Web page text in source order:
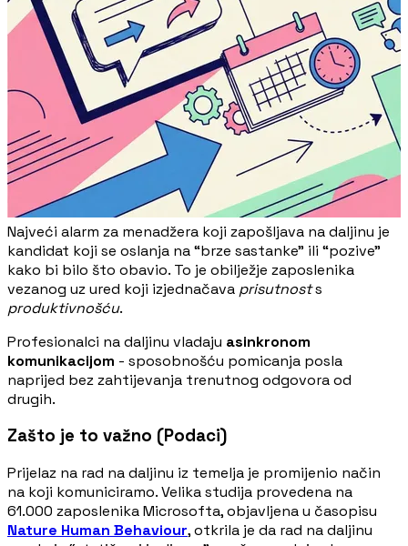
Najveći alarm za menadžera koji zapošljava na daljinu je
kandidat koji se oslanja na “brze sastanke” ili “pozive”
kako bi bilo što obavio. To je obilježje zaposlenika
vezanog uz ured koji izjednačava prisutnosts
produktivnošću.
Profesionalci na daljinu vladaju asinkronom
komunikacijom - sposobnošću pomicanja posla
naprijed bez zahtijevanja trenutnog odgovora od
drugih.
Zašto je to važno (Podaci)
Prijelaz na rad na daljinu iz temelja je promijenio način
na koji komuniciramo. Velika studija provedena na
61.000 zaposlenika Microsofta, objavljena u časopisu
Nature Human Behaviour, otkrila je da rad na daljinu